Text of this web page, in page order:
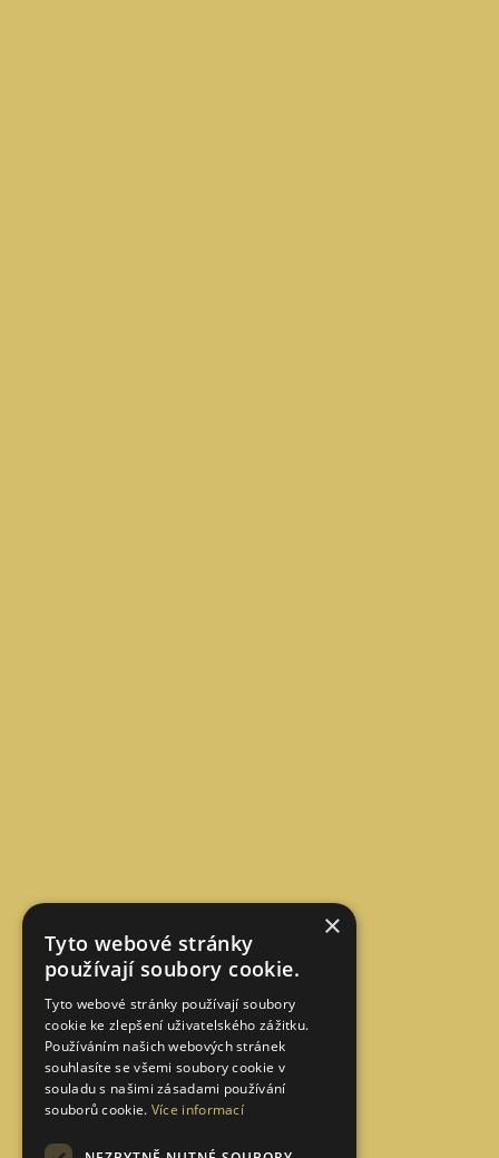
×
Tyto webové stránky
používají soubory cookie.
Tyto webové stránky používají soubory
cookie ke zlepšení uživatelského zážitku.
Používáním našich webových stránek
souhlasíte se všemi soubory cookie v
souladu s našimi zásadami používání
souborů cookie. Více informací